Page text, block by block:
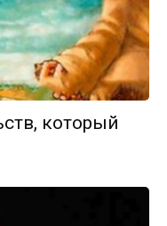
который